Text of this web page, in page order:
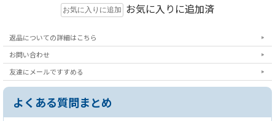
お気に入りに追加済
返品についての詳細はこちら
お問い合わせ
友達にメールですすめる
よくある質問まとめ